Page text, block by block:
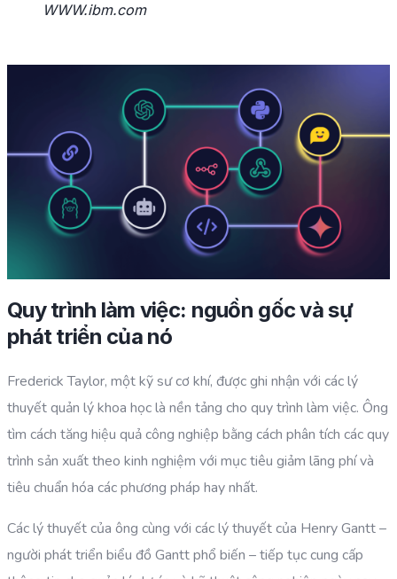
WWW.ibm.com
Quy trình làm việc: nguồn gốc và sự
phát triển của nó
Frederick Taylor, một kỹ sư cơ khí, được ghi nhận với các lý
thuyết quản lý khoa học là nền tảng cho quy trình làm việc. Ông
tìm cách tăng hiệu quả công nghiệp bằng cách phân tích các quy
trình sản xuất theo kinh nghiệm với mục tiêu giảm lãng phí và
tiêu chuẩn hóa các phương pháp hay nhất.
Các lý thuyết của ông cùng với các lý thuyết của Henry Gantt –
người phát triển biểu đồ Gantt phổ biến – tiếp tục cung cấp